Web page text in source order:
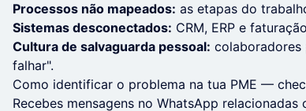
Processos não mapeados: as etapas do
Sistemas desconectados: CRM, ERP e
Cultura de salvaguarda pessoal: colaboradores
falhar".
Como identificar o problema na tua PME —
Recebes mensagens no WhatsApp